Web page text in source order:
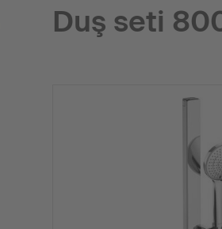
Duş seti